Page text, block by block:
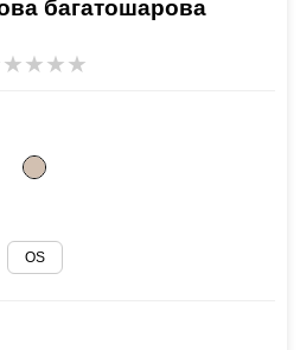
багатошарова
★★★★
OS